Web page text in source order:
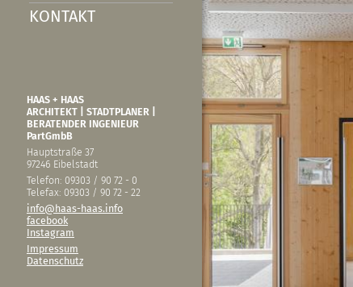
KONTAKT
HAAS + HAAS
ARCHITEKT | STADTPLANER |
BERATENDER INGENIEUR
PartGmbB
Hauptstraße 37
97246 Eibelstadt
Telefon: 09303 / 90 72 - 0
Telefax: 09303 / 90 72 - 22
info@haas-haas.info
facebook
Instagram
Impressum
Datenschutz